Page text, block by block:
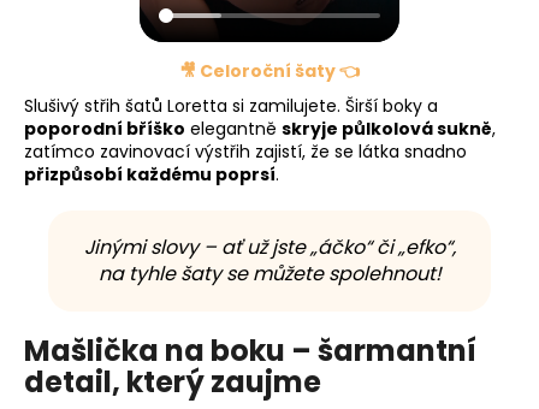
🎥 Celoroční šaty 👈
Slušivý střih šatů Loretta si zamilujete. Širší boky a
poporodní bříško elegantně skryje půlkolová sukně,
zatímco zavinovací výstřih zajistí, že se látka snadno
přizpůsobí každému poprsí.
Jinými slovy – ať už jste „áčko“ či „efko“,
na tyhle šaty se můžete spolehnout!
Mašlička na boku – šarmantní
detail, který zaujme